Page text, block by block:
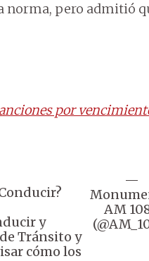
pero admitió
por
y
Tránsito y
cómo los
—
AM